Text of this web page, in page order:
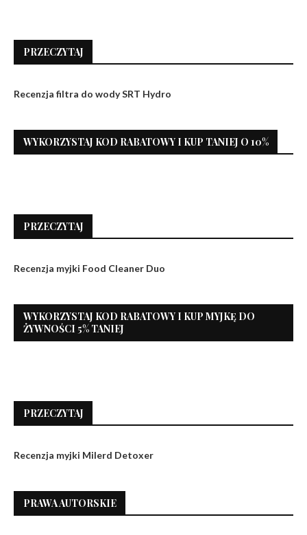
PRZECZYTAJ
Recenzja filtra do wody SRT Hydro
WYKORZYSTAJ KOD RABATOWY I KUP TANIEJ O 10%
PRZECZYTAJ
Recenzja myjki Food Cleaner Duo
WYKORZYSTAJ KOD RABATOWY I KUP MYJKĘ DO
ŻYWNOŚCI 5% TANIEJ
PRZECZYTAJ
Recenzja myjki Milerd Detoxer
PRAWA AUTORSKIE